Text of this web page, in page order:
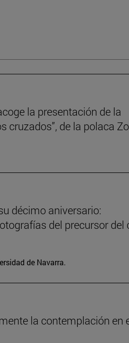
la presentación de la
cruzados”, de la polaca
décimo aniversario:
del precursor del
de Navarra.
la contemplación en